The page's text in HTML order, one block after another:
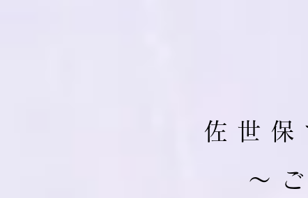
佐 世 保
～